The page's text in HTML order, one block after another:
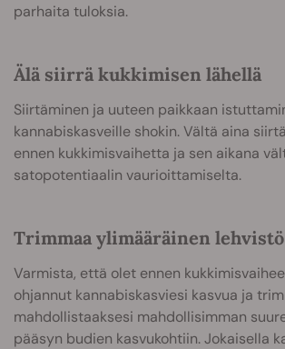
parhaita tuloksia.
Älä siirrä kukkimisen lähellä
Siirtäminen ja uuteen paikkaan
kannabiskasveille shokin. Vältä aina
ennen kukkimisvaihetta ja sen aikana
satopotentiaalin vaurioittamiselta.
Trimmaa ylimääräinen lehvistö
Varmista, että olet ennen
ohjannut kannabiskasviesi kasvua ja
mahdollistaaksesi mahdollisimman
pääsyn budien kasvukohtiin. Jokaisella